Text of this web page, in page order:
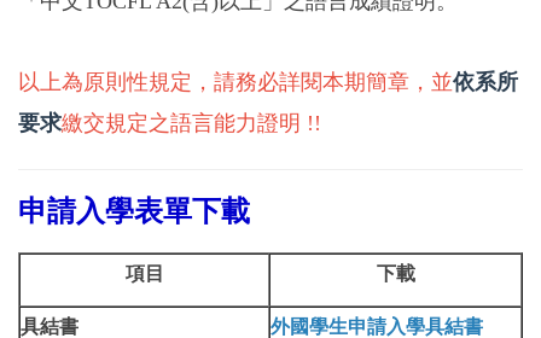
以上為原則性規定，請務必詳閱本期簡章，並依系所
要求繳交規定之語言能力證明 !!
申請入學表單下載
項目 下載
具結書 外國學生申請入學具結書